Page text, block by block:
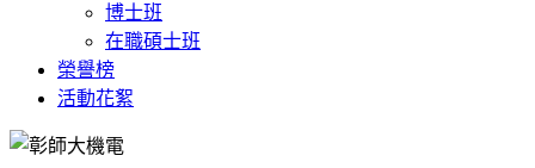
博士班
在職碩士班
榮譽榜
活動花絮